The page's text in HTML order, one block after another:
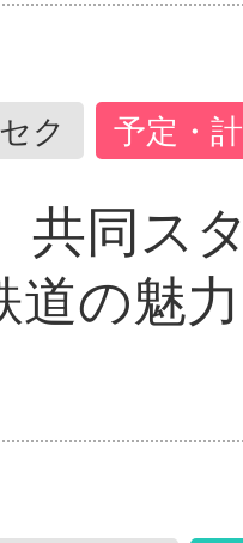
ク 予定・
同ス
の魅